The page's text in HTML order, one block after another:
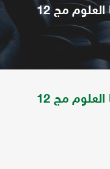
مجلة الملك سعود تعني بقضايا العلوم مج 12
مجلة الملك سعود تعني بقضايا العلوم مج 12